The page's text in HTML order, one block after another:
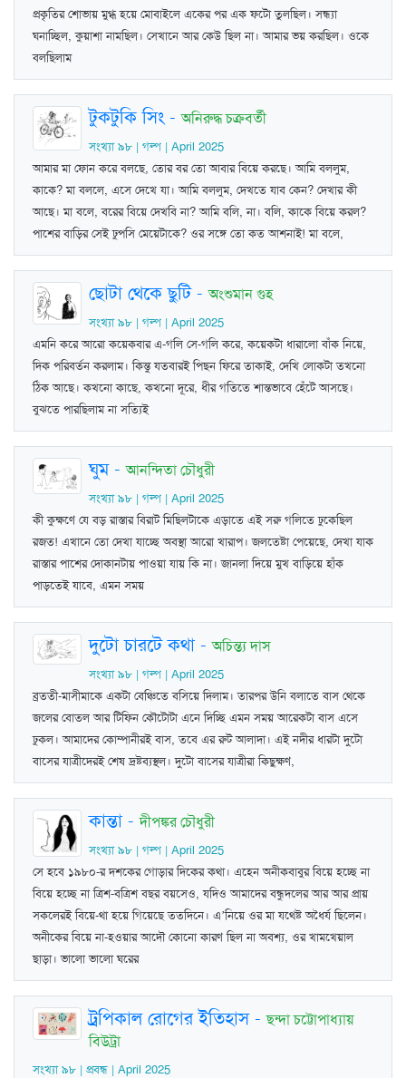
প্রকৃতির শোভায় মুগ্ধ হয়ে মোবাইলে একের পর এক ফটো তুলছিল। সন্ধ্যা
ঘনাচ্ছিল, কুয়াশা নামছিল। সেখানে আর কেউ ছিল না। আমার ভয় করছিল। ওকে
বলছিলাম
টুকটুকি সিং -অনিরুদ্ধ চক্রবর্তী
সংখ্যা ৯৮ | গল্প | April 2025
আমার মা ফোন করে বলছে, তোর বর তো আবার বিয়ে করছে। আমি বললুম,
কাকে? মা বললে, এসে দেখে যা। আমি বললুম, দেখতে যাব কেন? দেখার কী
আছে। মা বলে, বরের বিয়ে দেখবি না? আমি বলি, না। বলি, কাকে বিয়ে করল?
পাশের বাড়ির সেই ঢুপসি মেয়েটাকে? ওর সঙ্গে তো কত আশনাই! মা বলে,
ছোটা থেকে ছুটি-অংশুমান গুহ
সংখ্যা ৯৮ | গল্প | April 2025
এমনি করে আরো কয়েকবার এ-গলি সে-গলি করে, কয়েকটা ধারালো বাঁক নিয়ে,
দিক পরিবর্তন করলাম। কিন্তু যতবারই পিছন ফিরে তাকাই, দেখি লোকটা তখনো
ঠিক আছে। কখনো কাছে, কখনো দূরে, ধীর গতিতে শান্তভাবে হেঁটে আসছে।
বুঝতে পারছিলাম না সত‍্যিই
ঘুম-আনন্দিতা চৌধুরী
সংখ্যা ৯৮ | গল্প | April 2025
কী কুক্ষণে যে বড় রাস্তার বিরাট মিছিলটাকে এড়াতে এই সরু গলিতে ঢুকেছিল
রজত! এখানে তো দেখা যাচ্ছে অবস্থা আরো খারাপ। জলতেষ্টা পেয়েছে, দেখা যাক
রাস্তার পাশের দোকানটায় পাওয়া যায় কি না। জানলা দিয়ে মুখ বাড়িয়ে হাঁক
পাড়তেই যাবে, এমন সময়
দুটো চারটে কথা-অচিন্ত্য দাস
সংখ্যা ৯৮ | গল্প | April 2025
ব্রততী-মাসীমাকে একটা বেঞ্চিতে বসিয়ে দিলাম। তারপর উনি বলাতে বাস থেকে
জলের বোতল আর টিফিন কৌটোটা এনে দিচ্ছি এমন সময় আরেকটা বাস এসে
ঢুকল। আমাদের কোম্পানীরই বাস, তবে এর রুট আলাদা। এই নদীর ধারটা দুটো
বাসের যাত্রীদেরই শেষ দ্রষ্টব্যস্থল। দুটো বাসের যাত্রীরা কিছুক্ষণ,
কান্তা-দীপঙ্কর চৌধুরী
সংখ্যা ৯৮ | গল্প | April 2025
সে হবে ১৯৮০-র দশকের গোড়ার দিকের কথা। এহেন অনীকবাবুর বিয়ে হচ্ছে না
বিয়ে হচ্ছে না ত্রিশ-বত্রিশ বছর বয়সেও, যদিও আমাদের বন্ধুদলের আর আর প্রায়
সকলেরই বিয়ে-থা হয়ে গিয়েছে ততদিনে। এ’নিয়ে ওর মা যথেষ্ট অধৈর্য ছিলেন।
অনীকের বিয়ে না-হওয়ার আদৌ কোনো কারণ ছিল না অবশ্য, ওর খামখেয়াল
ছাড়া। ভালো ভালো ঘরের
ট্রপিকাল রোগের ইতিহাস -ছন্দা চট্টোপাধ্যায়
বিউট্রা
সংখ্যা ৯৮ | প্রবন্ধ | April 2025